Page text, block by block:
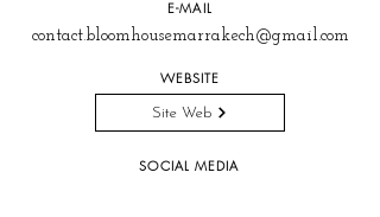
E-MAIL
contact.bloomhousemarrakech@gmail.com
WEBSITE
Site Web
SOCIAL MEDIA